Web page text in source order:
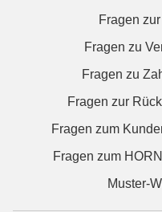
Fragen
Fragen zu
Fragen zu
Fragen zur
Fragen zum
Fragen zum
Muster-